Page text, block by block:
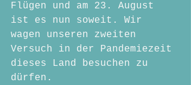
Flügen und am 23. August
ist es nun soweit. Wir
wagen unseren zweiten
Versuch in der Pandemiezeit
dieses Land besuchen zu
dürfen.